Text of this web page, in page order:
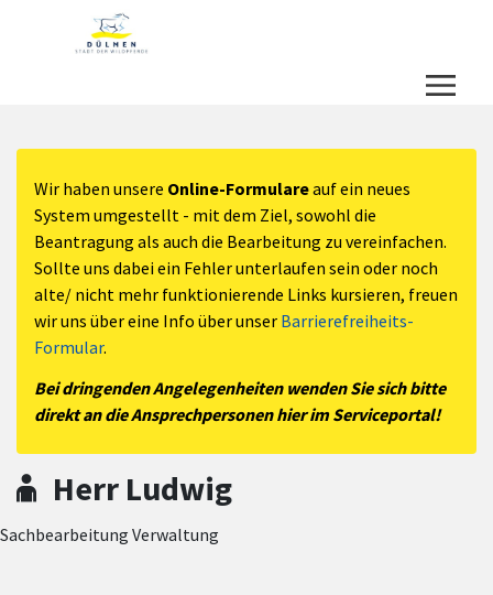
Zum Header
Zum Hauptinhalt
Zum Footer
Zum Hauptinhalt springen
Wir haben unsere Online-Formulareauf ein neues
System umgestellt - mit dem Ziel, sowohl die
Beantragung als auch die Bearbeitung zu vereinfachen.
Sollte uns dabei ein Fehler unterlaufen sein oder noch
alte/ nicht mehr funktionierende Links kursieren, freuen
wir uns über eine Info über unser Barrierefreiheits-
Formular.
Bei dringenden Angelegenheiten wenden Sie sich bitte
direkt an die Ansprechpersonen hier im Serviceportal!
Herr Ludwig
Sachbearbeitung Verwaltung